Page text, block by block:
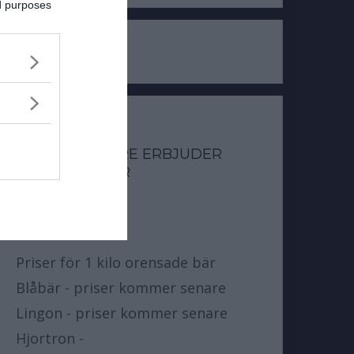
purposes
BÄRUPPKÖPARE ERBJUDER
FÖR SKOGSBÄR
Priser för 1 kilo orensade bär
Blåbär - priser kommer senare
Lingon - priser kommer senare
Hjortron -